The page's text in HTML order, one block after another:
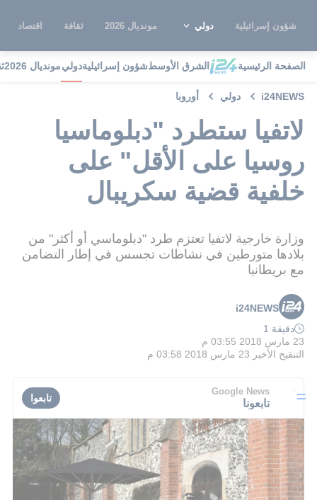
شؤون إسرائيلية دولي مونديال 2026 ثقافة اقتصاد
الصفحة الرئيسية الشرق الأوسطشؤون إسرائيليةدوليمونديال 2026
i24NEWS دولي أوروبا
لاتفيا ستطرد "دبلوماسيا
روسيا على الأقل" على
خلفية قضية سكريبال
وزارة خارجية لاتفيا تعتزم طرد "دبلوماسي أو أكثر" من
بلادها متورطين في نشاطات تجسس في إطار التضامن
مع بريطانيا
i24NEWS
دقيقة 1
23 مارس 2018 03:55 م
التنقيح الأخير 23 مارس 2018 03:58 م
Google News
تابعونا تابعوا